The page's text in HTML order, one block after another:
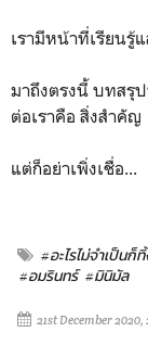
เรามีหน้าที่เรียนรู้
มาถึงตรงนี้ บทสรุ
ต่อเราคือ สิ่งสำคัญ
แต่ก็อย่าเพิ่งเชื่อ...
#อะไรไม่จำเป็นก็
#อมรินทร์ #มินิมัล
21st December 2020,